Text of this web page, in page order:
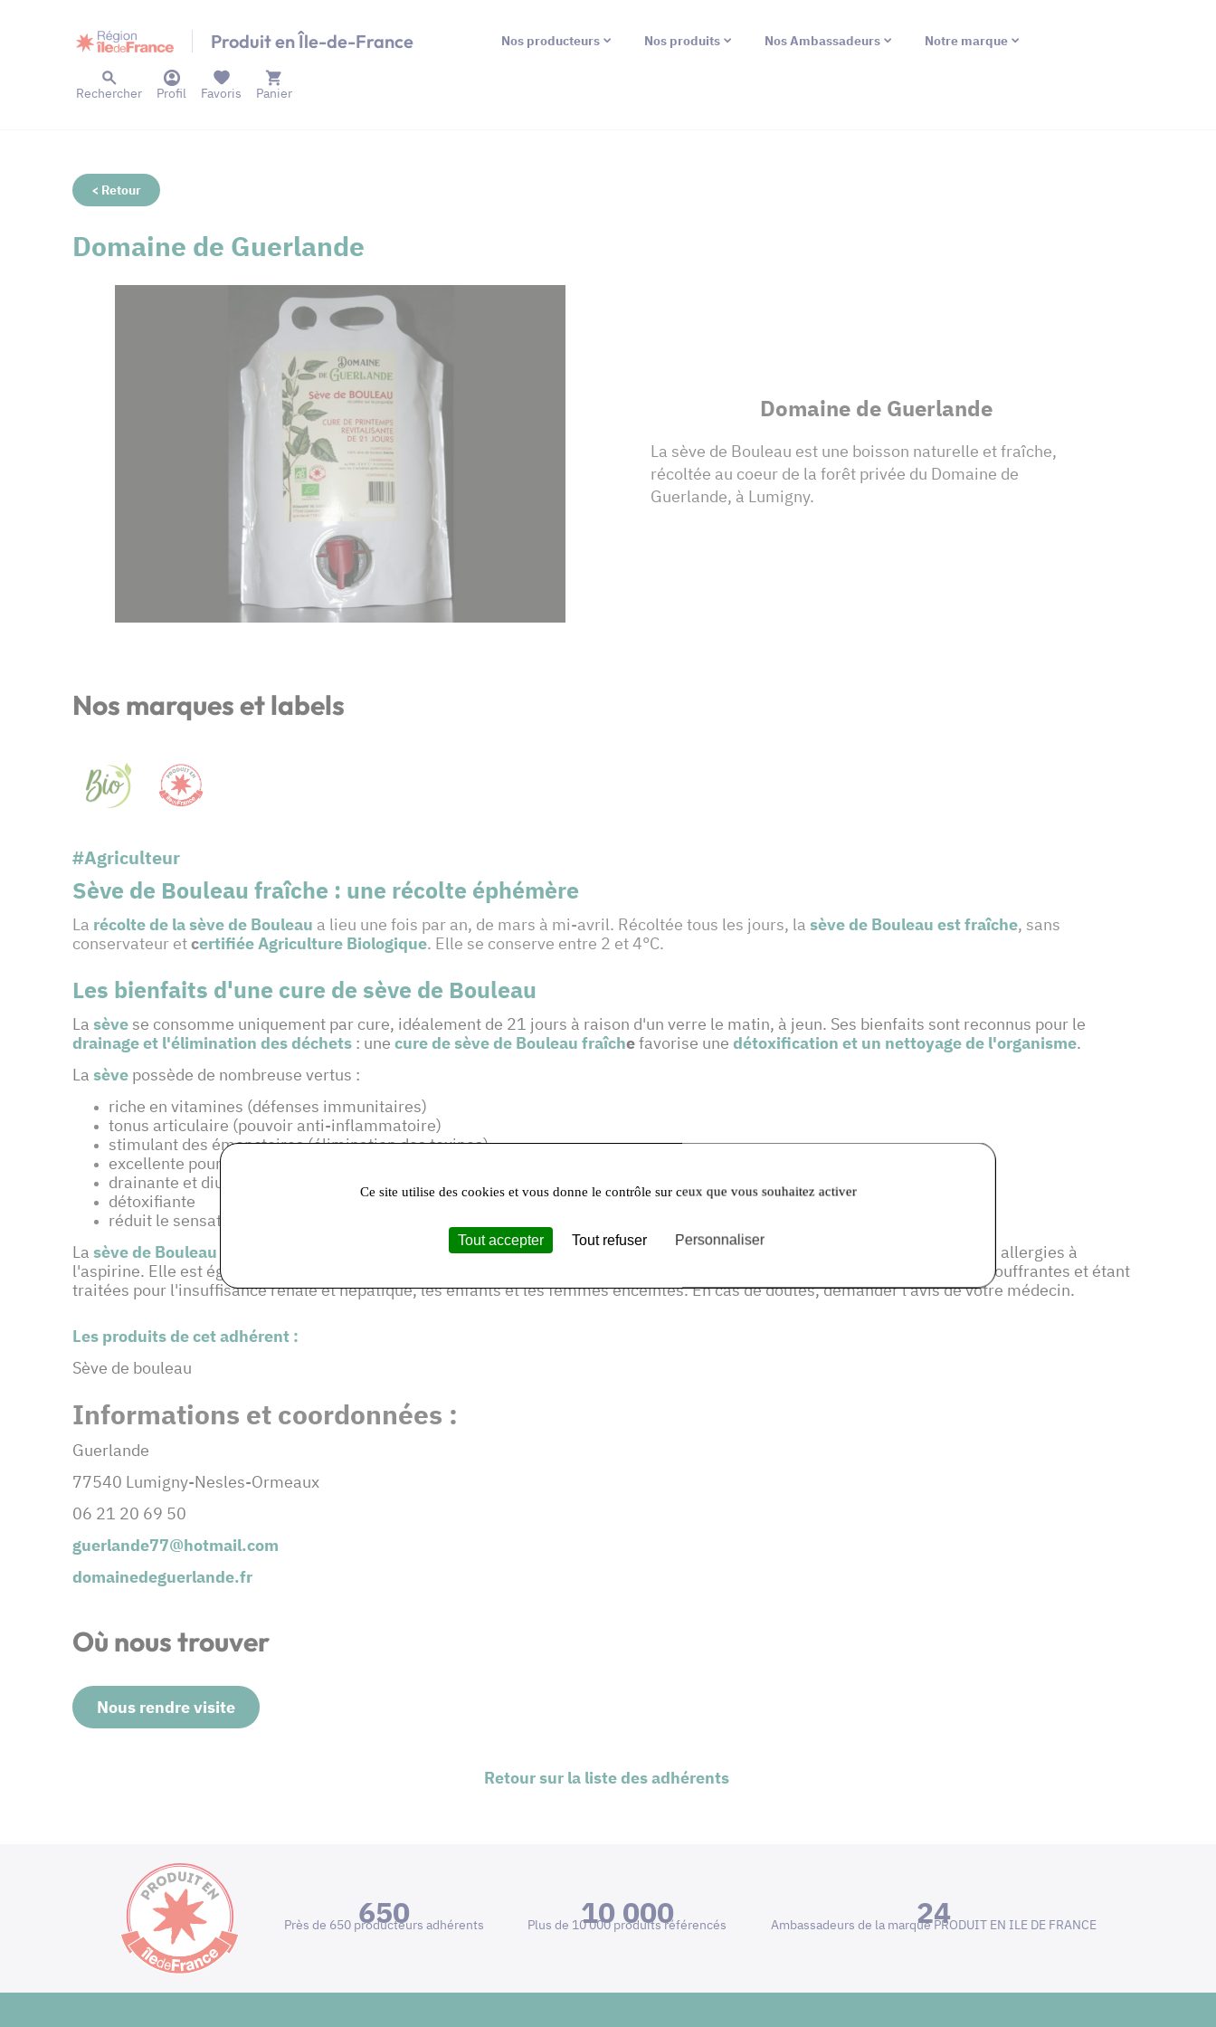
Produit en Île-de-France Nos producteurs Nos produits Nos Ambassadeurs Notre marque
Rechercher Profil Panier
Favoris
< Retour
Domaine de Guerlande
Domaine de Guerlande
La sève de Bouleau est une boisson naturelle et fraîche,
récoltée au coeur de la forêt privée du Domaine de
Guerlande, à Lumigny.
Nos marques et labels
#Agriculteur
Sève de Bouleau fraîche : une récolte éphémère
La récolte de la sève de Bouleau a lieu une fois par an, de mars à mi-avril. Récoltée tous les jours, la sève de Bouleau est fraîche, sans
conservateur etcertifiée Agriculture Biologique. Elle se conserve entre 2 et 4°C.
Les bienfaits d'une cure de sève de Bouleau
La sève se consomme uniquement par cure, idéalement de 21 jours à raison d'un verre le matin, à jeun. Ses bienfaits sont reconnus pour le
drainage et l'élimination desdéchets : une cure de sève de Bouleau fraîchefavorise une détoxification et un nettoyage de l'organisme.
La sève possède de nombreuse vertus :
riche en vitamines (défenses immunitaires)
tonus articulaire (pouvoir anti-inflammatoire)
stimulant des émonctoires (élimination des toxines)
excellente pour nos os
drainante et diurétique
détoxifiante
réduit le sensation de faim
La sève de Bouleau fraîche
se conserve 5 à 6 semaines. Il existe des contre-indications comme les allergies aux pollens et les allergies à
l'aspirine. Elle est également contre indiquer pour les hypertendus (artères), les personnes en chimiothérapie, les personnes souffrantes et étant
traitées pour l'insuffisance rénale et hépatique, les enfants et les femmes enceintes. En cas de doutes, demander l'avis de votre médecin.
Les produits de cet adhérent :
Sève de bouleau
Informations et coordonnées :
Guerlande
77540 Lumigny-Nesles-Ormeaux
06 21 20 69 50
guerlande77@hotmail.com
domainedeguerlande.fr
Où nous trouver
Nous rendre visite
Retour sur la liste des adhérents
650
Près de 650 producteurs adhérents 10 000
Plus de 10 000 produits référencés 24
Ambassadeurs de la marque PRODUIT EN ILE DE FRANCE
Ce site utilise des cookies et vous donne le contrôle sur ceux que vous souhaitez activer
Tout accepter Tout refuser Personnaliser